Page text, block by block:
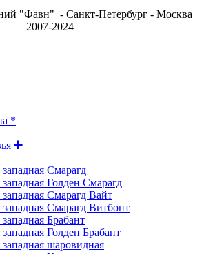
"Фавн" - Санкт-Петербург - Москва
2007-2024
*
западная Смарагд
западная Голден Смарагд
западная Смарагд Вайт
западная Смарагд Витбонт
западная Брабант
западная Голден Брабант
западная шаровидная